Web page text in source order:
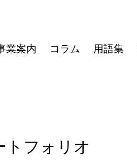
業案内 コラム 用語集
トフォリオ